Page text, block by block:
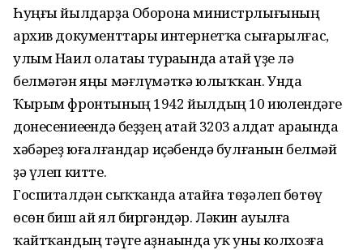
Һуңғы йылдарҙа Оборона министрлығының
архив документтары интернетҡа сығарылғас,
улым Наил олатаһы тураһында атай үҙе лә
белмәгән яңы мәғлүмәткә юлыҡҡан. Унда
Ҡырым фронтының 1942 йылдың 10 июлендәге
донесениеһендә беҙҙең атай 3203 һалдат араһында
хәбәрһеҙ юғалғандар иҫәбендә булғанын белмәй
ҙә үлеп китте.
Госпиталдән сыҡҡанда атайға төҙәлеп бөтөү
өсөн биш ай ял биргәндәр. Ләкин ауылға
ҡайтҡандың тәүге аҙнаһында уҡ уны колхозға